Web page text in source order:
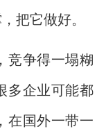
把它做好。
争得一塌糊
多企业可能都
在国外一带一